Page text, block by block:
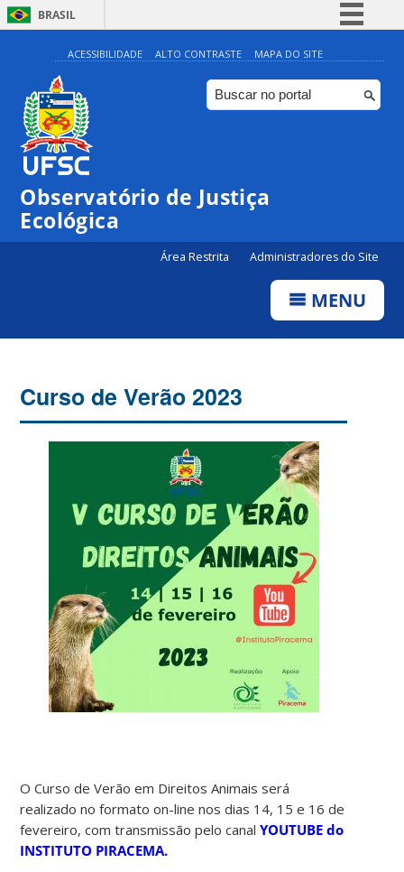
BRASIL
Simplifique!
Comunica BR
Participe
Canais
ACESSIBILIDADE ALTO CONTRASTE MAPA DO SITE
Observatório de Justiça
Ecológica
Área Restrita Administradores do Site
MENU
Curso de Verão 2023
O Curso de Verão em Direitos Animais será
realizado no formato on-line nos dias 14, 15 e 16 de
fevereiro, com transmissão pelo canalYOUTUBE do
INSTITUTO PIRACEMA.